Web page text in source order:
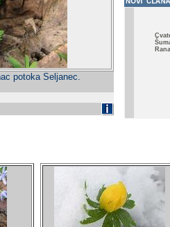
potoka Seljanec.